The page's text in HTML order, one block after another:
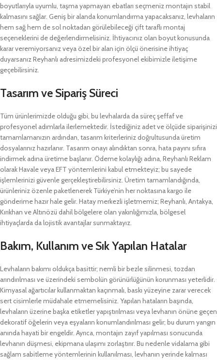
boyutlarıyla uyumlu, taşma yapmayan ebatları seçmeniz montajın stabil
kalmasını sağlar. Geniş bir alanda konumlandırma yapacaksanız, levhaların
hem sağ hem de sol noktadan görülebileceği çift taraflı montaj
seçeneklerini de değerlendirmelisiniz. İhtiyacınız olan boyut konusunda
karar veremiyorsanız veya özel bir alan için ölçü önerisine ihtiyaç
duyarsanız Reyhanlı adresimizdeki profesyonel ekibimizle iletişime
geçebilirsiniz.
Tasarım ve Sipariş Süreci
Tüm ürünlerimizde olduğu gibi, bu levhalarda da süreç şeffaf ve
profesyonel adımlarla ilerlemektedir. İstediğiniz adet ve ölçüde siparişinizi
tamamlamanızın ardından, tasarım kriterleriniz doğrultusunda üretim
dosyalarınız hazırlanır. Tasarım onayı alındıktan sonra, hata payını sıfıra
indirmek adına üretime başlanır. Ödeme kolaylığı adına, Reyhanlı Reklam
olarak Havale veya EFT yöntemlerini kabul etmekteyiz; bu sayede
işlemlerinizi güvenle gerçekleştirebilirsiniz. Üretim tamamlandığında,
ürünleriniz özenle paketlenerek Türkiye’nin her noktasına kargo ile
gönderime hazır hale gelir. Hatay merkezli işletmemiz; Reyhanlı, Antakya,
Kırıkhan ve Altınözü dahil bölgelere olan yakınlığımızla, bölgesel
ihtiyaçlarda da lojistik avantajlar sunmaktayız.
Bakım, Kullanım ve Sık Yapılan Hatalar
Levhaların bakımı oldukça basittir; nemli bir bezle silinmesi, tozdan
arındırılması ve üzerindeki sembolün görünürlüğünün korunması yeterlidir.
Kimyasal ağartıcılar kullanmaktan kaçınmalı, baskı yüzeyine zarar verecek
sert cisimlerle müdahale etmemelisiniz. Yapılan hataların başında,
levhaların üzerine başka etiketler yapıştırılması veya levhanın önüne geçen
dekoratif öğelerin veya eşyaların konumlandırılması gelir; bu durum yangın
anında hayati bir engeldir. Ayrıca, montajın zayıf yapılması sonucunda
levhanın düşmesi, ekipmana ulaşımı zorlaştırır. Bu nedenle vidalama gibi
sağlam sabitleme yöntemlerinin kullanılması, levhanın yerinde kalması